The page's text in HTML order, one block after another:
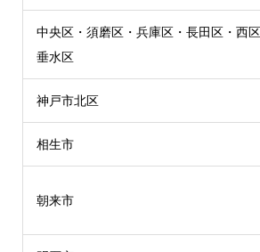
中央区・須磨区・兵庫区・長田区・西区
垂水区
神戸市北区
相生市
朝来市